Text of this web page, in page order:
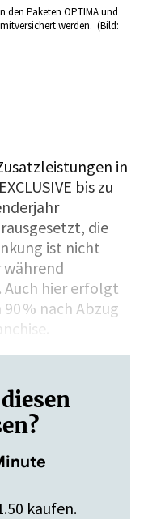
den Paketen OPTIMA und
mitversichert werden. (Bild:
in
bis zu
die
ist nicht
hier erfolgt
% nach Abzug
kaufen.